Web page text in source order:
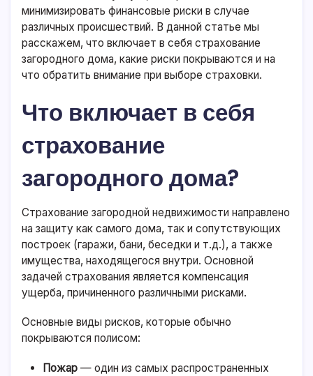
минимизировать финансовые риски в случае
различных происшествий. В данной статье мы
расскажем, что включает в себя страхование
загородного дома, какие риски покрываются и на
что обратить внимание при выборе страховки.
Что включает в себя
страхование
загородного дома?
Страхование загородной недвижимости направлено
на защиту как самого дома, так и сопутствующих
построек (гаражи, бани, беседки и т.д.), а также
имущества, находящегося внутри. Основной
задачей страхования является компенсация
ущерба, причиненного различными рисками.
Основные виды рисков, которые обычно
покрываются полисом:
Пожар — один из самых распространенных